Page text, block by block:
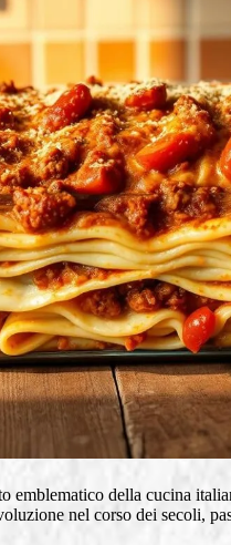
emblematico della cucina
nel corso dei secoli,